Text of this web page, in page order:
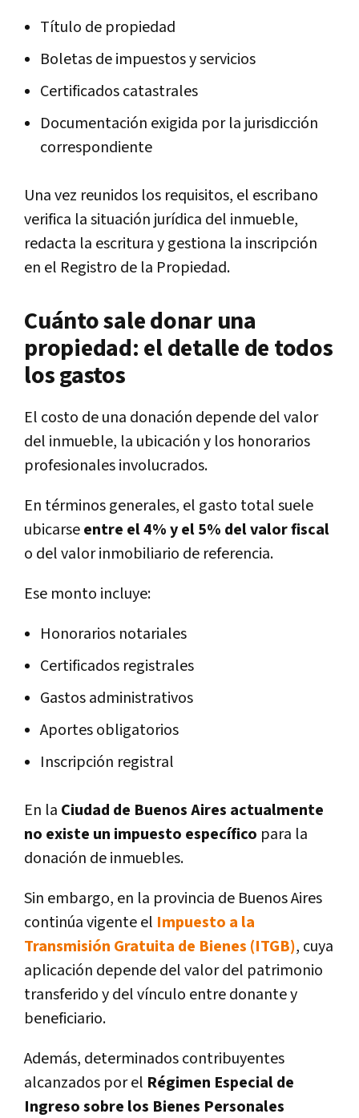
Título de propiedad
Boletas de impuestos y servicios
Certificados catastrales
Documentación exigida por la jurisdicción
correspondiente
Una vez reunidos los requisitos, el escribano
verifica la situación jurídica del inmueble,
redacta la escritura y gestiona la inscripción
en el Registro de la Propiedad.
Cuánto sale donar una
propiedad: el detalle de todos
los gastos
El costo de una donación depende del valor
del inmueble, la ubicación y los honorarios
profesionales involucrados.
En términos generales, el gasto total suele
ubicarseentre el 4% y el 5% del valor fiscal
o del valor inmobiliario de referencia.
Ese monto incluye:
Honorarios notariales
Certificados registrales
Gastos administrativos
Aportes obligatorios
Inscripción registral
En la Ciudad de Buenos Aires actualmente
no existe un impuesto específico para la
donación de inmuebles.
Sin embargo, en la provincia de Buenos Aires
continúa vigente el Impuesto a la
Transmisión Gratuita de Bienes (ITGB), cuya
aplicación depende del valor del patrimonio
transferido y del vínculo entre donante y
beneficiario.
Además, determinados contribuyentes
alcanzados por el Régimen Especial de
Ingreso sobre los Bienes Personales